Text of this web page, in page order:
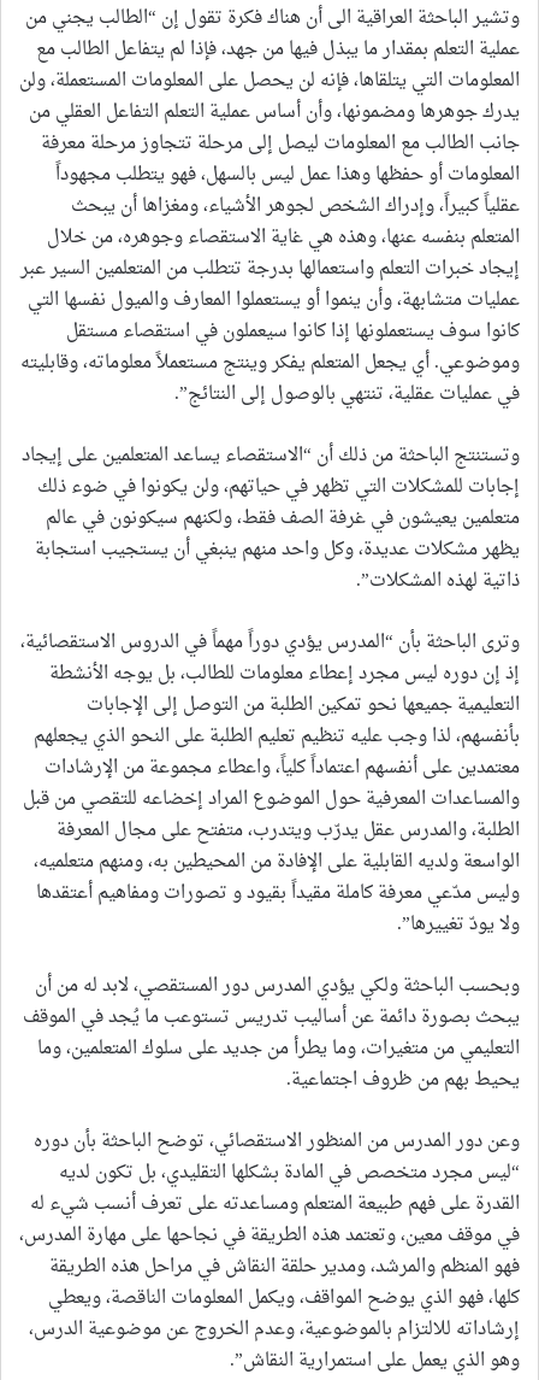
وتشير الباحثة العراقية الى أن هناك فكرة تقول إن “الطالب يجني من
عملية التعلم بمقدار ما يبذل فيها من جهد، فإذا لم يتفاعل الطالب مع
المعلومات التي يتلقاها، فإنه لن يحصل على المعلومات المستعملة، ولن
يدرك جوهرها ومضمونها، وأن أساس عملية التعلم التفاعل العقلي من
جانب الطالب مع المعلومات ليصل إلى مرحلة تتجاوز مرحلة معرفة
المعلومات أو حفظها وهذا عمل ليس بالسهل، فهو يتطلب مجهوداً
عقلياً كبيراً، وإدراك الشخص لجوهر الأشياء، ومغزاها أن يبحث
المتعلم بنفسه عنها، وهذه هي غاية الاستقصاء وجوهره، من خلال
إيجاد خبرات التعلم واستعمالها بدرجة تتطلب من المتعلمين السير عبر
عمليات متشابهة، وأن ينموا أو يستعملوا المعارف والميول نفسها التي
كانوا سوف يستعملونها إذا كانوا سيعملون في استقصاء مستقل
وموضوعي. أي يجعل المتعلم يفكر وينتج مستعملاً معلوماته، وقابليته
في عمليات عقلية، تنتهي بالوصول إلى النتائج”.
وتستنتج الباحثة من ذلك أن “الاستقصاء يساعد المتعلمين على إيجاد
إجابات للمشكلات التي تظهر في حياتهم، ولن يكونوا في ضوء ذلك
متعلمين يعيشون في غرفة الصف فقط، ولكنهم سيكونون في عالم
يظهر مشكلات عديدة، وكل واحد منهم ينبغي أن يستجيب استجابة
ذاتية لهذه المشكلات”.
وترى الباحثة بأن “المدرس يؤدي دوراً مهماً في الدروس الاستقصائية،
إذ إن دوره ليس مجرد إعطاء معلومات للطالب، بل يوجه الأنشطة
التعليمية جميعها نحو تمكين الطلبة من التوصل إلى الإجابات
بأنفسهم، لذا وجب عليه تنظيم تعليم الطلبة على النحو الذي يجعلهم
معتمدين على أنفسهم اعتماداً كلياً، واعطاء مجموعة من الإرشادات
والمساعدات المعرفية حول الموضوع المراد إخضاعه للتقصي من قبل
الطلبة، والمدرس عقل يدرّب ويتدرب، متفتح على مجال المعرفة
الواسعة ولديه القابلية على الإفادة من المحيطين به، ومنهم متعلميه،
وليس مدّعي معرفة كاملة مقيداً بقيود و تصورات ومفاهيم أعتقدها
ولا يودّ تغييرها”.
وبحسب الباحثة ولكي يؤدي المدرس دور المستقصي، لابد له من أن
يبحث بصورة دائمة عن أساليب تدريس تستوعب ما يُجد في الموقف
التعليمي من متغيرات، وما يطرأ من جديد على سلوك المتعلمين، وما
يحيط بهم من ظروف اجتماعية.
وعن دور المدرس من المنظور الاستقصائي، توضح الباحثة بأن دوره
“ليس مجرد متخصص في المادة بشكلها التقليدي، بل تكون لديه
القدرة على فهم طبيعة المتعلم ومساعدته على تعرف أنسب شيء له
في موقف معين، وتعتمد هذه الطريقة في نجاحها على مهارة المدرس،
فهو المنظم والمرشد، ومدير حلقة النقاش في مراحل هذه الطريقة
كلها، فهو الذي يوضح المواقف، ويكمل المعلومات الناقصة، ويعطي
إرشاداته للالتزام بالموضوعية، وعدم الخروج عن موضوعية الدرس،
وهو الذي يعمل على استمرارية النقاش”.